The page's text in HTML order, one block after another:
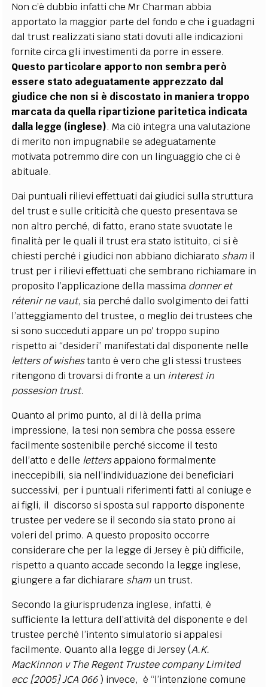
Non c’è dubbio infatti che Mr Charman abbia
apportato la maggior parte del fondo e che i guadagni
dal trust realizzati siano stati dovuti alle indicazioni
fornite circa gli investimenti da porre in essere.
Questo particolare apporto non sembra però
essere stato adeguatamente apprezzato dal
giudice che non si è discostato in maniera troppo
marcata da quella ripartizione paritetica indicata
dalla legge (inglese). Ma ciò integra una valutazione
di merito non impugnabile se adeguatamente
motivata potremmo dire con un linguaggio che ci è
abituale.
Dai puntuali rilievi effettuati dai giudici sulla struttura
del trust e sulle criticità che questo presentava se
non altro perché, di fatto, erano state svuotate le
finalità per le quali il trust era stato istituito, ci si è
chiesti perché i giudici non abbiano dichiarato sham il
trust per i rilievi effettuati che sembrano richiamare in
proposito l’applicazione della massima donner et
rétenir ne vaut, sia perché dallo svolgimento dei fatti
l’atteggiamento del trustee, o meglio dei trustees che
si sono succeduti appare un po' troppo supino
rispetto ai “desideri” manifestati dal disponente nelle
letters of wishestanto è vero che gli stessi trustees
ritengono di trovarsi di fronte a un interest in
possesion trust.
Quanto al primo punto, al di là della prima
impressione, la tesi non sembra che possa essere
facilmente sostenibile perché siccome il testo
dell’atto e delle lettersappaiono formalmente
ineccepibili, sia nell’individuazione dei beneficiari
successivi, per i puntuali riferimenti fatti al coniuge e
ai figli, il discorso si sposta sul rapporto disponente
trustee per vedere se il secondo sia stato prono ai
voleri del primo. A questo proposito occorre
considerare che per la legge di Jersey è più difficile,
rispetto a quanto accade secondo la legge inglese,
giungere a far dichiarare sham un trust.
Secondo la giurisprudenza inglese, infatti, è
sufficiente la lettura dell’attività del disponente e del
trustee perché l’intento simulatorio si appalesi
facilmente. Quanto alla legge di Jersey (A.K.
MacKinnon v The Regent Trustee company Limited
ecc [2005] JCA 066) invece, è “l’intenzione comune